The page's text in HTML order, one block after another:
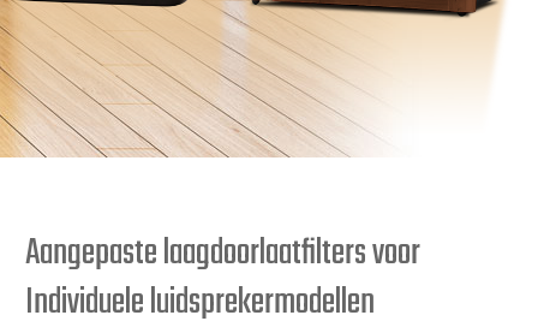
Aangepaste laagdoorlaatfilters voor
Individuele luidsprekermodellen